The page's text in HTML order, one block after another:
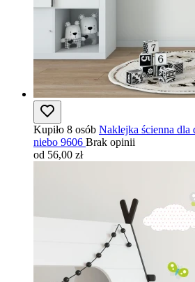
Kupiło 8 osób Naklejka ścienna dla
niebo 9606 Brak opinii
od 56,00 zł